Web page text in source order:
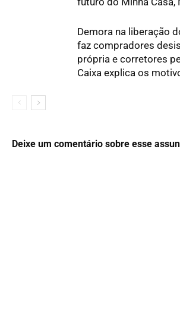
Demora na liberação
faz compradores
própria e corretores
Caixa explica os
Deixe um comentário sobre esse